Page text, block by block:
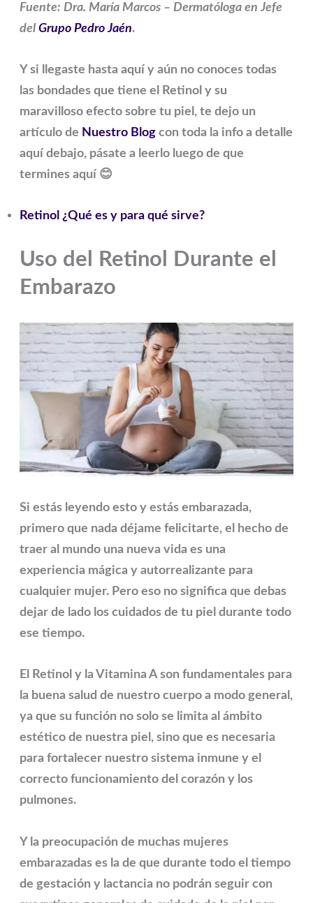
Fuente: Dra. María Marcos – Dermatóloga en Jefe
delGrupo Pedro Jaén.
Y si llegaste hasta aquí y aún no conoces todas
las bondades que tiene el Retinol y su
maravilloso efecto sobre tu piel, te dejo un
artículo de Nuestro Blog con toda la info a detalle
aquí debajo, pásate a leerlo luego de que
termines aquí 😊
Retinol ¿Qué es y para qué sirve?
Uso del Retinol Durante el
Embarazo
Si estás leyendo esto y estás embarazada,
primero que nada déjame felicitarte, el hecho de
traer al mundo una nueva vida es una
experiencia mágica y autorrealizante para
cualquier mujer. Pero eso no significa que debas
dejar de lado los cuidados de tu piel durante todo
ese tiempo.
El Retinol y la Vitamina A son fundamentales para
la buena salud de nuestro cuerpo a modo general,
ya que su función no solo se limita al ámbito
estético de nuestra piel, sino que es necesaria
para fortalecer nuestro sistema inmune y el
correcto funcionamiento del corazón y los
pulmones.
Y la preocupación de muchas mujeres
embarazadas es la de que durante todo el tiempo
de gestación y lactancia no podrán seguir con